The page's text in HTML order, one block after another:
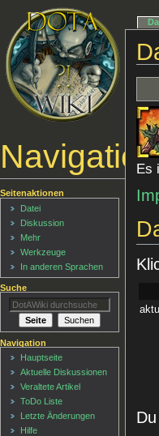
Es
Seitenaktionen
Datei
Diskussion
Mehr
Werkzeuge
In anderen Sprachen
Suche
Navigation
Hauptseite
Aktuelle Diskussionen
Veraltete Artikel
ToDo Liste
Letzte Änderungen
Hilfe